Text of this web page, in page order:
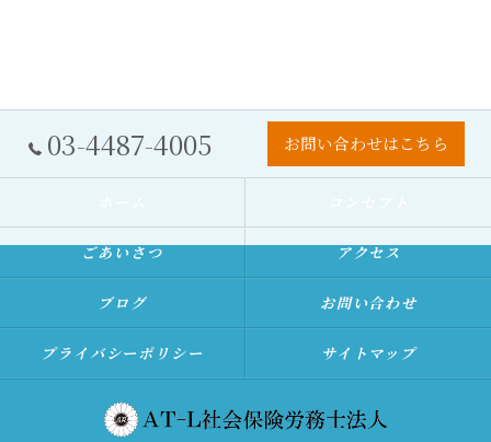
03-4487-4005 お問い合わせはこちら
ごあいさつ アクセス
ブログ お問い合わせ
プライバシーポリシー サイトマップ